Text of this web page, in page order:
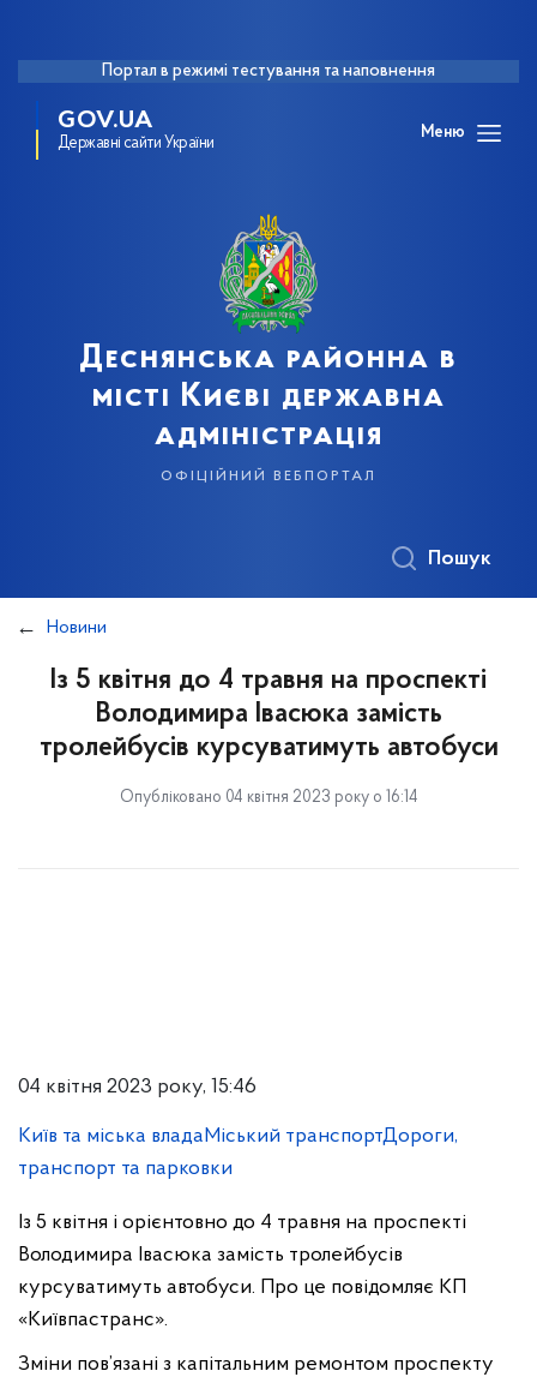
Портал в режимі тестування та наповнення
GOV.UA
Державні сайти України
Меню
Деснянська районна в
місті Києві державна
адміністрація
офіційний вебпортал
Пошук
Новини
Із 5 квітня до 4 травня на проспекті
Володимира Івасюка замість
тролейбусів курсуватимуть автобуси
Опубліковано 04 квітня 2023 року о 16:14
04 квітня 2023 року, 15:46
Київ та міська владаМіський транспортДороги,
транспорт та парковки
Із 5 квітня і орієнтовно до 4 травня на проспекті
Володимира Івасюка замість тролейбусів
курсуватимуть автобуси. Про це повідомляє КП
«Київпастранс».
Зміни пов’язані з капітальним ремонтом проспекту